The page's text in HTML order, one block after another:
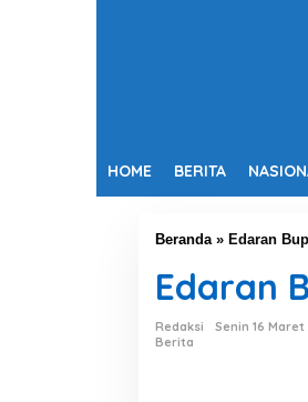
HOME BERITA
Beranda» Edaran
Edaran
Redaksi
Senin 16
Berita